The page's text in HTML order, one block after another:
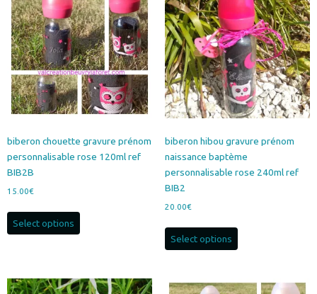
options
peuvent
être
choisies
sur
la
page
produit
biberon chouette gravure prénom
personnalisable rose 120ml ref
BIB2B
15.00€
Select options
biberon hibou gravure prénom
naissance baptème
personnalisable rose 240ml ref
BIB2
20.00€
Select options